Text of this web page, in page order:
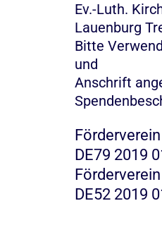
Ev.-Luth.
Lauenburg
Bitte
und
Anschrift
DE79 2019
DE52 2019